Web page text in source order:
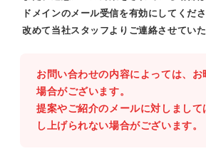
ドメインのメール受信を有効にしてくださ
改めて当社スタッフよりご連絡させていた
お問い合わせの内容によっては、お
場合がございます。
提案やご紹介のメールに対しまして
し上げられない場合がございます。